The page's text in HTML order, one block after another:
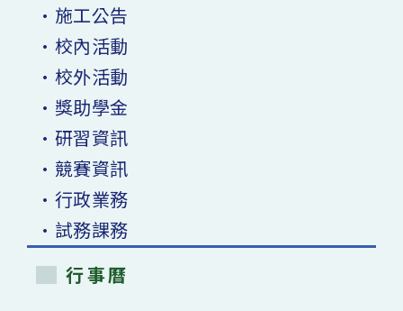
•施工公告
•校內活動
•校外活動
•獎助學金
•研習資訊
•競賽資訊
•行政業務
•試務課務
行事曆